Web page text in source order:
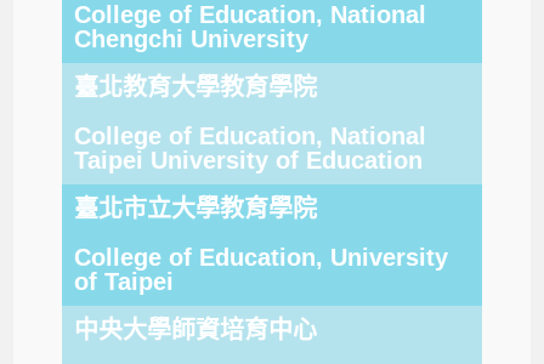
College of Education, National
Chengchi University
臺北教育大學教育學院
College of Education, National
Taipei University of Education
臺北市立大學教育學院
College of Education, University
of Taipei
中央大學師資培育中心